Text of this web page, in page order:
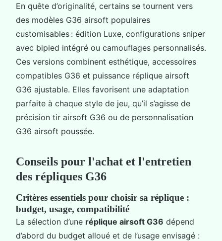
En quête d’originalité, certains se tournent vers
des modèles G36 airsoft populaires
customisables : édition Luxe, configurations sniper
avec bipied intégré ou camouflages personnalisés.
Ces versions combinent esthétique, accessoires
compatibles G36 et puissance réplique airsoft
G36 ajustable. Elles favorisent une adaptation
parfaite à chaque style de jeu, qu’il s’agisse de
précision tir airsoft G36 ou de personnalisation
G36 airsoft poussée.
Conseils pour l'achat et l'entretien
des répliques G36
Critères essentiels pour choisir sa réplique :
budget, usage, compatibilité
La sélection d’une réplique airsoft G36 dépend
d’abord du budget alloué et de l’usage envisagé :